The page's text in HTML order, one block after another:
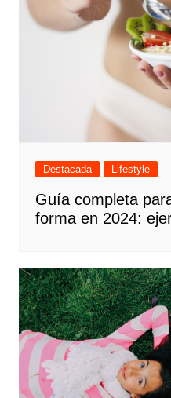
Destacada Lifestyle
Guía completa
forma en 2024: